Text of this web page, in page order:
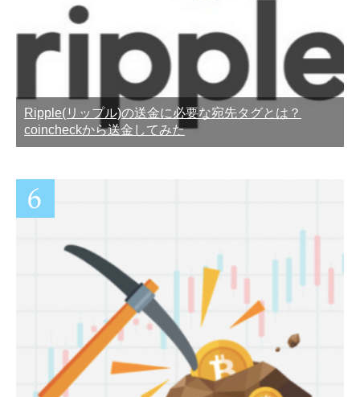
Ripple(リップル)の送金に必要な宛先タグとは？
coincheckから送金してみた